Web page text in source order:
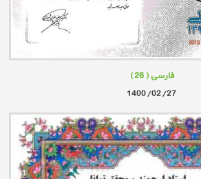
فارسی( 26 )
1400/02/27